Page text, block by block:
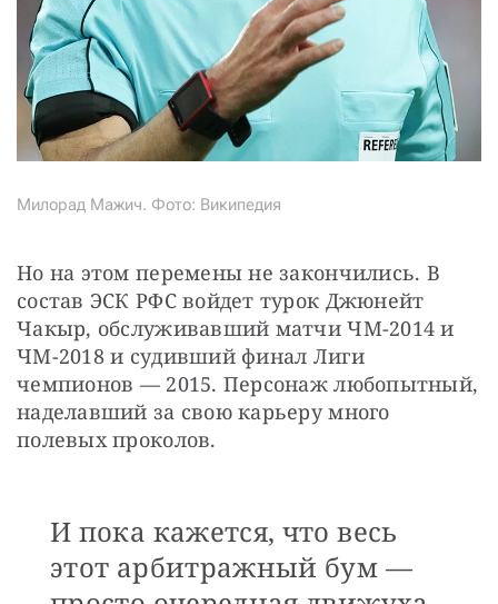
Милорад Мажич. Фото: Википедия
Но на этом перемены не закончились. В
состав ЭСК РФС войдет турок Джюнейт
Чакыр, обслуживавший матчи ЧМ-2014 и
ЧМ-2018 и судивший финал Лиги
чемпионов — 2015. Персонаж любопытный,
наделавший за свою карьеру много
полевых проколов.
И пока кажется, что весь
этот арбитражный бум —